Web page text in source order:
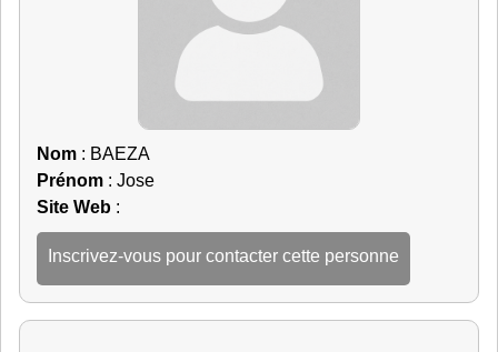
Nom : BAEZA
Prénom : Jose
Site Web :
Inscrivez-vous pour contacter cette personne